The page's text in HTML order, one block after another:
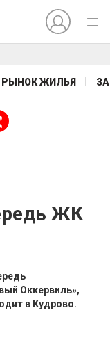
РЫНОК ЖИЛЬЯ
ЖК
Оккервиль»,
в Кудрово.